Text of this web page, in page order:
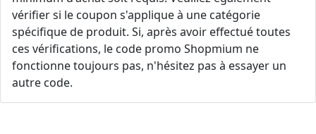
vérifier si le coupon s'applique à une catégorie
spécifique de produit. Si, après avoir effectué toutes
ces vérifications, le code promo Shopmium ne
fonctionne toujours pas, n'hésitez pas à essayer un
autre code.